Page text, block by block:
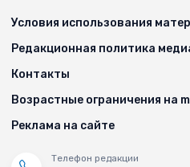
Условия использования
Редакционная политика
Контакты
Возрастные ограничения на
Реклама на сайте
Телефон редакции